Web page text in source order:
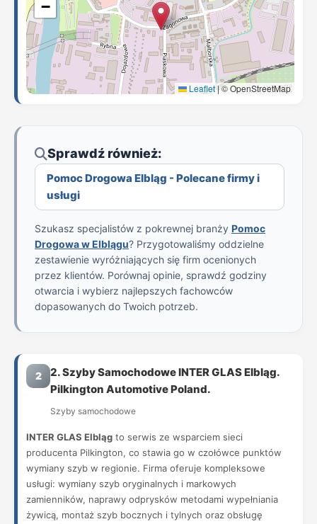
−
Leaflet|© OpenStreetMap
Sprawdź również:
Pomoc Drogowa Elbląg - Polecane firmy i
usługi
Szukasz specjalistów z pokrewnej branży Pomoc
Drogowa w Elblągu? Przygotowaliśmy oddzielne
zestawienie wyróżniających się firm ocenionych
przez klientów. Porównaj opinie, sprawdź godziny
otwarcia i wybierz najlepszych fachowców
dopasowanych do Twoich potrzeb.
2
2. Szyby Samochodowe INTER GLAS Elbląg.
Pilkington Automotive Poland.
Szyby samochodowe
INTER GLAS Elbląg to serwis ze wsparciem sieci
producenta Pilkington, co stawia go w czołówce punktów
wymiany szyb w regionie. Firma oferuje kompleksowe
usługi: wymiany szyb oryginalnych i markowych
zamienników, naprawy odprysków metodami wypełniania
żywicą, montaż szyb bocznych i tylnych oraz obsługę